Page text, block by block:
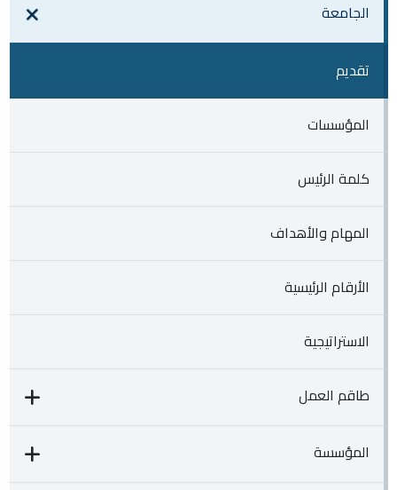
الجامعة
تقديم
المؤسسات
كلمة الرئيس
المهام والأهداف
الأرقام الرئيسية
الاستراتيجية
طاقم العمل
المؤسسة